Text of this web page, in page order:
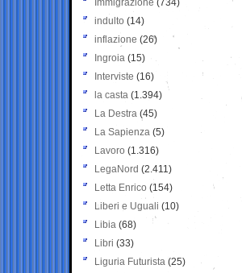
Immigrazione (734)
indulto (14)
inflazione (26)
Ingroia (15)
Interviste (16)
la casta (1.394)
La Destra (45)
La Sapienza (5)
Lavoro (1.316)
LegaNord (2.411)
Letta Enrico (154)
Liberi e Uguali (10)
Libia (68)
Libri (33)
Liguria Futurista (25)